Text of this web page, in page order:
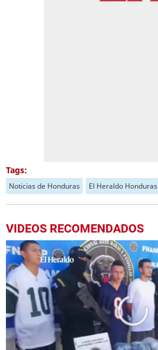
Tags:
Noticias de Honduras El Heraldo Honduras
VIDEOS RECOMENDADOS